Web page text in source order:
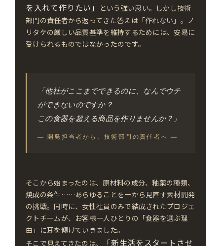
を入れて作りたい」
という強い思い。しかし技術
部門の責任者から返ってきた答えは「作れない」。ノ
リタケの厳しい品質基準を維持するためには、安易に
受けられるものではなかったのです。
「他社がここまでできるのに、なんでウチ
ができないのですか？
この食器を超える商品を作りませんか？」
— 開発担当者から、技術部門の責任者へ —
そこから始まったのは、原材料の成分、釉薬の種類、
焼成の条件……あらゆることを一から見直す素材開発
の挑戦。同時に、女性社員のみで結成されたプロジェ
クトチームが、お客様一人ひとりの「食器を選ぶ理
由」に耳を傾けていきました。
そこで見えてきたのは、
「新生活をスタートさせ